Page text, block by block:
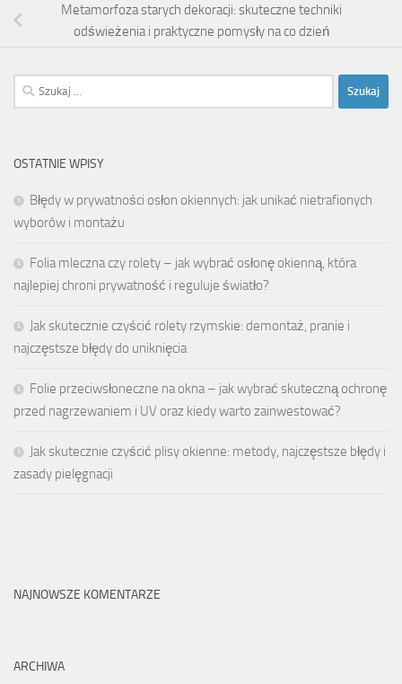
Metamorfoza starych dekoracji: skuteczne techniki
odświeżenia i praktyczne pomysły na co dzień
Szukaj:
OSTATNIE WPISY
Błędy w prywatności osłon okiennych: jak unikać nietrafionych
wyborów i montażu
Folia mleczna czy rolety – jak wybrać osłonę okienną, która
najlepiej chroni prywatność i reguluje światło?
Jak skutecznie czyścić rolety rzymskie: demontaż, pranie i
najczęstsze błędy do uniknięcia
Folie przeciwsłoneczne na okna – jak wybrać skuteczną ochronę
przed nagrzewaniem i UV oraz kiedy warto zainwestować?
Jak skutecznie czyścić plisy okienne: metody, najczęstsze błędy i
zasady pielęgnacji
NAJNOWSZE KOMENTARZE
ARCHIWA